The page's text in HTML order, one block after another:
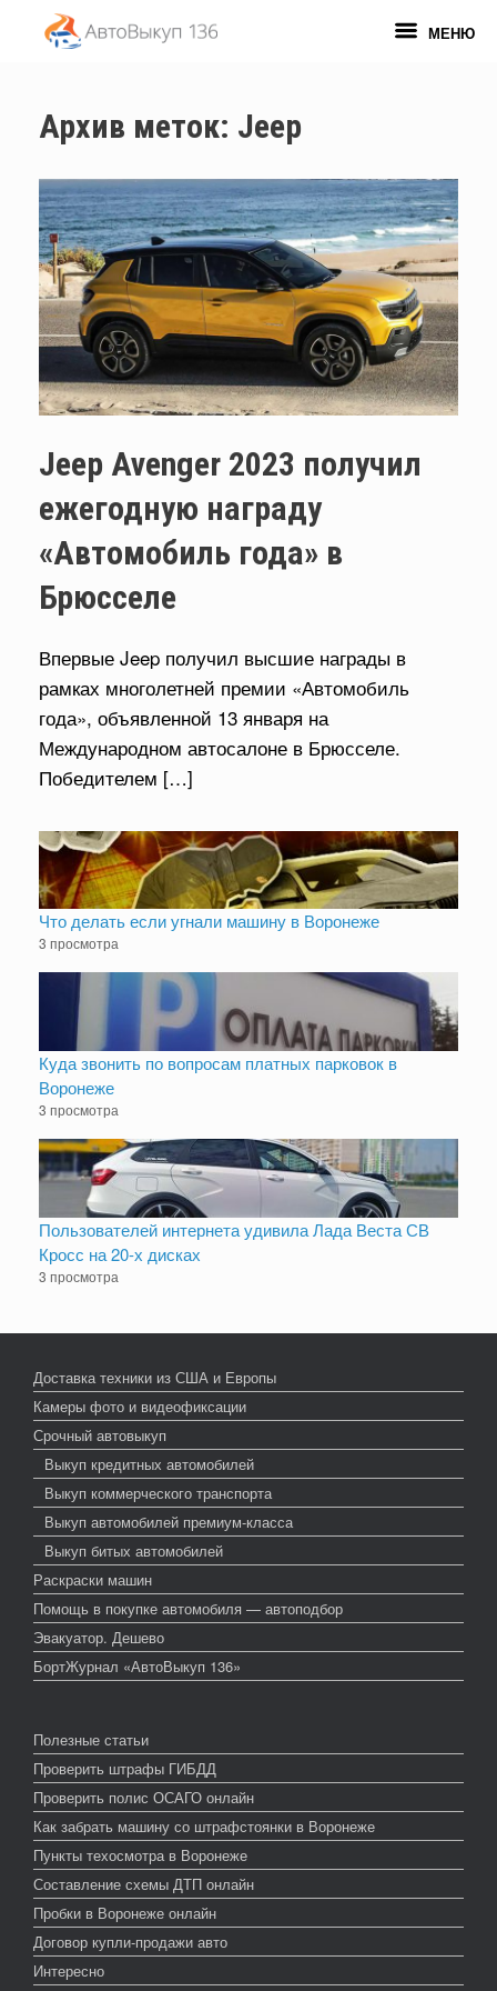
содержанию
МЕНЮ
Архив меток: Jeep
Jeep Avenger 2023 получил
ежегодную награду
«Автомобиль года» в
Брюсселе
Впервые Jeep получил высшие награды в
рамках многолетней премии «Автомобиль
года», объявленной 13 января на
Международном автосалоне в Брюсселе.
Победителем […]
Что делать если угнали машину в Воронеже
3 просмотра
Куда звонить по вопросам платных парковок в
Воронеже
3 просмотра
Пользователей интернета удивила Лада Веста СВ
Кросс на 20-х дисках
3 просмотра
Доставка техники из США и Европы
Камеры фото и видеофиксации
Срочный автовыкуп
Выкуп кредитных автомобилей
Выкуп коммерческого транспорта
Выкуп автомобилей премиум-класса
Выкуп битых автомобилей
Раскраски машин
Помощь в покупке автомобиля — автоподбор
Эвакуатор. Дешево
БортЖурнал «АвтоВыкуп 136»
Полезные статьи
Проверить штрафы ГИБДД
Проверить полис ОСАГО онлайн
Как забрать машину со штрафстоянки в Воронеже
Пункты техосмотра в Воронеже
Составление схемы ДТП онлайн
Пробки в Воронеже онлайн
Договор купли-продажи авто
Интересно